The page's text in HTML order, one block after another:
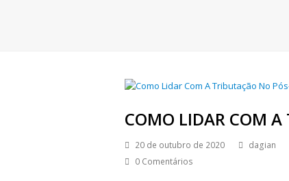
COMO LIDAR COM
20 de outubro de 2020 dagian
0 Comentários